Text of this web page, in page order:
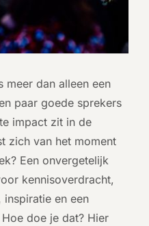
meer dan alleen een
paar goede sprekers
impact zit in de
zich van het moment
Een onvergetelijk
kennisoverdracht,
en een
doe je dat? Hier